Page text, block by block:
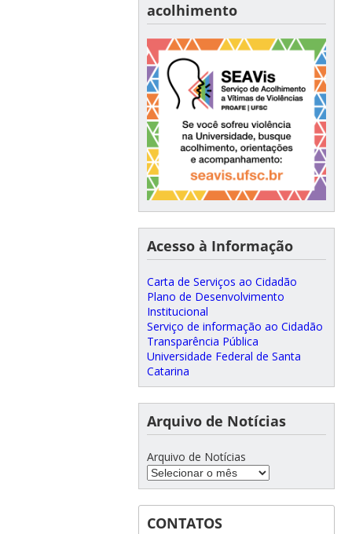
acolhimento
Acesso à Informação
Carta de Serviços ao Cidadão
Plano de Desenvolvimento
Institucional
Serviço de informação ao Cidadão
Transparência Pública
Universidade Federal de Santa
Catarina
Arquivo de Notícias
Arquivo de Notícias
CONTATOS